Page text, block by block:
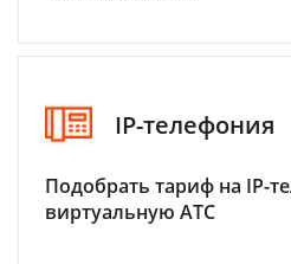
IP-телефония
Подобрать тариф на IP-
виртуальную АТС